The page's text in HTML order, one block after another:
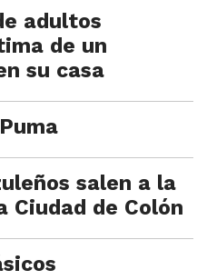
adultos
de un
su casa
salen a la
Ciudad de Colón